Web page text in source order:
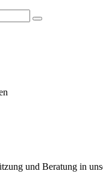
und Beratung in